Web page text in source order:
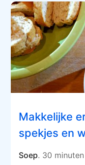
Makkelijke
spekjes en
Soep. 30